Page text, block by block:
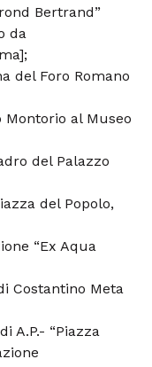
Bertrand”
da
del Foro Romano
Montorio al Museo
del Palazzo
del Popolo,
“Ex Aqua
Costantino Meta
A.P.- “Piazza